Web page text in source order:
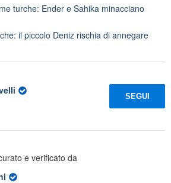
turche: Ender e Sahika minacciano
il piccolo Deniz rischia di annegare
SEGUI
e verificato da